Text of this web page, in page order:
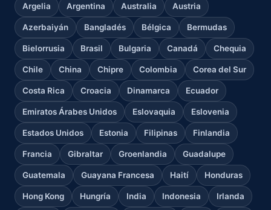
Argelia Argentina Australia Austria
Azerbaiyán Bangladés Bélgica Bermudas
Bielorrusia Brasil Bulgaria Canadá Chequia
Chile China Chipre Colombia Corea del Sur
Costa Rica Croacia Dinamarca Ecuador
Emiratos Árabes Unidos Eslovaquia Eslovenia
Estados Unidos Estonia Filipinas Finlandia
Francia Gibraltar Groenlandia Guadalupe
Guatemala Guayana Francesa Haití Honduras
Hong Kong Hungría India Indonesia Irlanda